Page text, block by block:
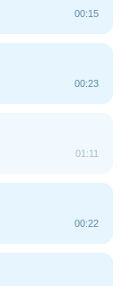
00:15
00:23
01:11
00:22